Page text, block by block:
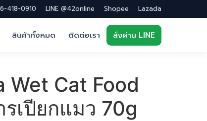
418-0910 LINE @42online Shopee Lazada
สินค้าทั้งหมด ติดต่อเรา สั่งผ่าน LINE
Wet Cat Food
เปียกแมว 70g